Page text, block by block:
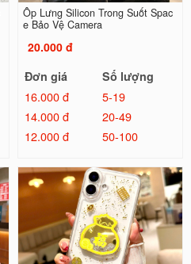
Ốp Lưng Silicon Trong Suốt Spac
e Bảo Vệ Camera
20.000 đ
Đơn giá
Số lượng
16.000 đ
5-19
14.000 đ
20-49
12.000 đ
50-100